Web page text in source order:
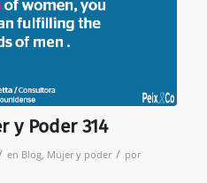
y Poder 314
en Blog, Mujer y poder / por